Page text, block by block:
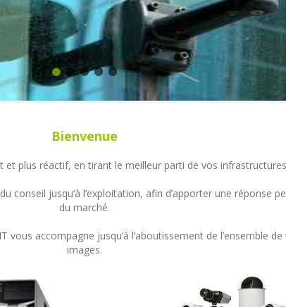
Bienvenue
et plus réactif, en tirant le meilleur parti de vos
conseil jusqu’à l’exploitation, afin d’apporter une réponse
du marché.
vous accompagne jusqu’à l’aboutissement de l’ensemble
images.